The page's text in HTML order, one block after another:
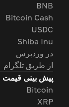
BNB
Bitcoin Cash
USDC
Shiba Inu
در وردپرس
از طریق تلگرام
پیش بینی قیمت
Bitcoin
XRP